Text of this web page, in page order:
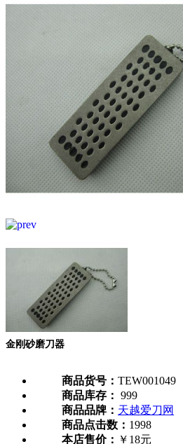
金刚砂磨刀器
商品货号： TEW001049
商品库存： 999
商品品牌： 天越爱刀网
商品点击数： 1998
本店售价： ￥18元